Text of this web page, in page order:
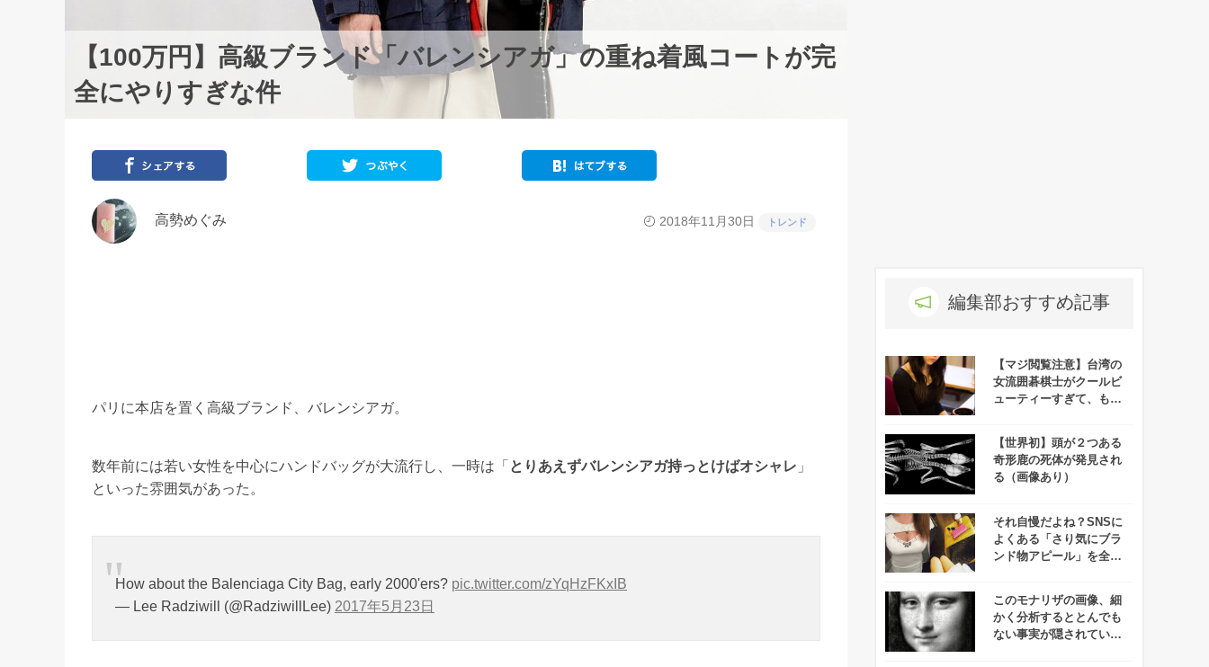
【100万円】高級ブランド「バレンシアガ」の重ね着風コートが完
全にやりすぎな件
高勢めぐみ 2018年11月30日 トレンド
パリに本店を置く高級ブランド、バレンシアガ。
数年前には若い女性を中心にハンドバッグが大流行し、一時は「 とりあえずバレンシアガ持っとけばオシャレ 」
といった雰囲気があった。
How about the Balenciaga City Bag, early 2000'ers? pic.twitter.com/zYqHzFKxIB
— Lee Radziwill (@RadziwillLee) 2017年5月23日
編集部おすすめ記事
【マジ閲覧注意】台湾の
女流囲碁棋士がクールビ
ューティーすぎて、もは
話題に！
【世界初】頭が２つある
奇形鹿の死体が発見され
る（画像あり）
それ自慢だよね？SNSに
よくある「さり気にブラ
ンド物アピール」を全力
このモナリザの画像、細
かく分析するととんでも
ない事実が隠されている